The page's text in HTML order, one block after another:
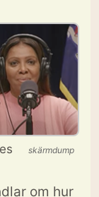
skärmdump
om hur